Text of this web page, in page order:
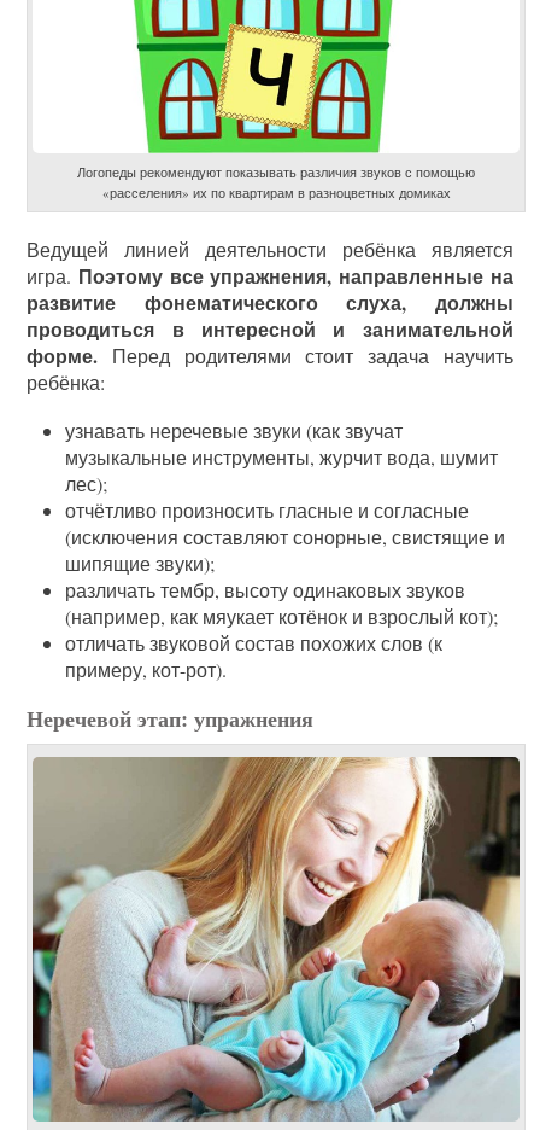
Логопеды рекомендуют показывать различия звуков с помощью
«расселения» их по квартирам в разноцветных домиках
Ведущей линией деятельности ребёнка является
игра. Поэтому все упражнения, направленные на
развитие фонематического слуха, должны
проводиться в интересной и занимательной
форме. Перед родителями стоит задача научить
ребёнка:
узнавать неречевые звуки (как звучат
музыкальные инструменты, журчит вода, шумит
лес);
отчётливо произносить гласные и согласные
(исключения составляют сонорные, свистящие и
шипящие звуки);
различать тембр, высоту одинаковых звуков
(например, как мяукает котёнок и взрослый кот);
отличать звуковой состав похожих слов (к
примеру, кот-рот).
Неречевой этап: упражнения